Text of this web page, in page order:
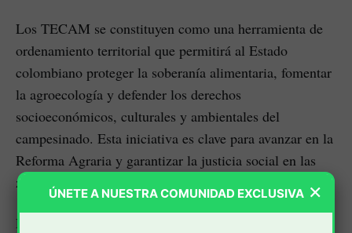
Los TECAM se constituyen como una herramienta de
ordenamiento territorial que permitirá al Estado
colombiano proteger la soberanía alimentaria, fomentar
la agroecología y defender los derechos
socioeconómicos, culturales y ambientales del
campesinado. Esta iniciativa es clave para avanzar en la
Reforma Agraria y garantizar la justicia social en las
zonas rurales.
La aprobación de las solicitudes de creación y
×
ÚNETE A NUESTRA COMUNIDAD EXCLUSIVA